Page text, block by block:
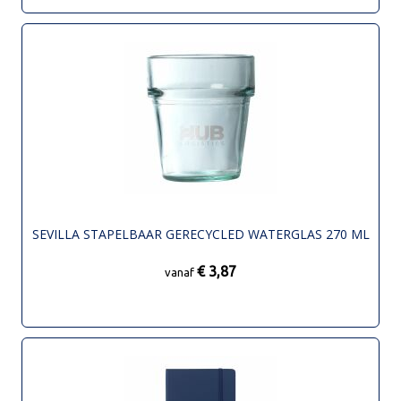
SEVILLA STAPELBAAR GERECYCLED WATERGLAS 270 ML
vanaf € 3,87